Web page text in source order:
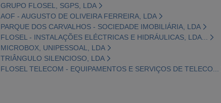
GRUPO FLOSEL, SGPS, LDA
AOF - AUGUSTO DE OLIVEIRA FERREIRA, LDA
PARQUE DOS CARVALHOS - SOCIEDADE IMOBILIÁRIA, LDA
FLOSEL - INSTALAÇÕES ELÉCTRICAS E HIDRÁULICAS, LDA...
MICROBOX, UNIPESSOAL, LDA
TRIÂNGULO SILENCIOSO, LDA
FLOSEL TELECOM - EQUIPAMENTOS E SERVIÇOS DE TELECO...